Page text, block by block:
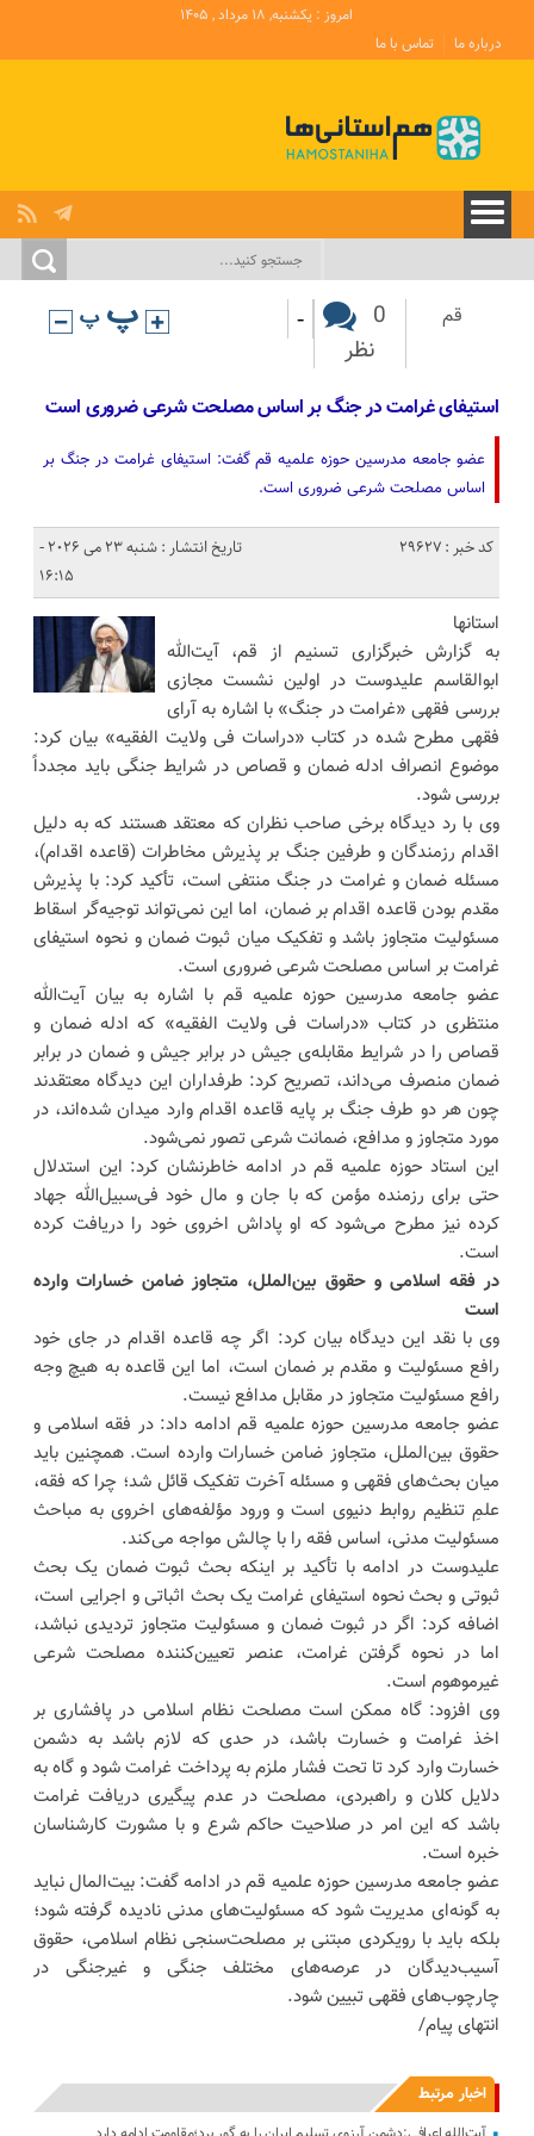
امروز : یکشنبه, ۱۸ مرداد , ۱۴۰۵
درباره ما
تماس با ما
قم
0
نظر
-
استیفای غرامت در جنگ بر اساس مصلحت شرعی ضروری است
عضو جامعه مدرسین حوزه علمیه قم گفت: استیفای غرامت در جنگ بر
اساس مصلحت شرعی ضروری است.
کد خبر : 29627
تاریخ انتشار : شنبه 23 می 2026 -
16:15
استانها
به گزارش خبرگزاری تسنیم از قم، آیت‌الله
ابوالقاسم علیدوست در اولین نشست مجازی
بررسی فقهی «غرامت در جنگ» با اشاره به آرای
فقهی مطرح شده در کتاب «دراسات فی ولایت الفقیه» بیان کرد:
موضوع انصراف ادله ضمان و قصاص در شرایط جنگی باید مجدداً
بررسی شود.
وی با رد دیدگاه برخی صاحب نظران که معتقد هستند که به دلیل
اقدام رزمندگان و طرفین جنگ بر پذیرش مخاطرات (قاعده اقدام)،
مسئله ضمان و غرامت در جنگ منتفی است، تأکید کرد: با پذیرش
مقدم بودن قاعده اقدام بر ضمان، اما این نمی‌تواند توجیه‌گر اسقاط
مسئولیت متجاوز باشد و تفکیک میان ثبوت ضمان و نحوه استیفای
غرامت بر اساس مصلحت شرعی ضروری است.
عضو جامعه مدرسین حوزه علمیه قم با اشاره به بیان آیت‌الله
منتظری در کتاب «دراسات فی ولایت الفقیه» که ادله ضمان و
قصاص را در شرایط مقابله‌ی جیش در برابر جیش و ضمان در برابر
ضمان منصرف می‌داند، تصریح کرد: طرفداران این دیدگاه معتقدند
چون هر دو طرف جنگ بر پایه قاعده اقدام وارد میدان شده‌اند، در
مورد متجاوز و مدافع، ضمانت شرعی تصور نمی‌شود.
این استاد حوزه علمیه قم در ادامه خاطرنشان کرد: این استدلال
حتی برای رزمنده مؤمن که با جان و مال خود فی‌سبیل‌الله جهاد
کرده نیز مطرح می‌شود که او پاداش اخروی خود را دریافت کرده
است.
در فقه اسلامی و حقوق بین‌الملل، متجاوز ضامن خسارات وارده
است
وی با نقد این دیدگاه بیان کرد: اگر چه قاعده اقدام در جای خود
رافع مسئولیت و مقدم بر ضمان است، اما این قاعده به هیچ وجه
رافع مسئولیت متجاوز در مقابل مدافع نیست.
عضو جامعه مدرسین حوزه علمیه قم ادامه داد: در فقه اسلامی و
حقوق بین‌الملل، متجاوز ضامن خسارات وارده است. همچنین باید
میان بحث‌های فقهی و مسئله آخرت تفکیک قائل شد؛ چرا که فقه،
علمِ تنظیم روابط دنیوی است و ورود مؤلفه‌های اخروی به مباحث
مسئولیت مدنی، اساس فقه را با چالش مواجه می‌کند.
علیدوست در ادامه با تأکید بر اینکه بحث ثبوت ضمان یک بحث
ثبوتی و بحث نحوه استیفای غرامت یک بحث اثباتی و اجرایی است،
اضافه کرد: اگر در ثبوت ضمان و مسئولیت متجاوز تردیدی نباشد،
اما در نحوه گرفتن غرامت، عنصر تعیین‌کننده مصلحت شرعی
غیرموهوم است.
وی افزود: گاه ممکن است مصلحت نظام اسلامی در پافشاری بر
اخذ غرامت و خسارت باشد، در حدی که لازم باشد به دشمن
خسارت وارد کرد تا تحت فشار ملزم به پرداخت غرامت شود و گاه به
دلایل کلان و راهبردی، مصلحت در عدم پیگیری دریافت غرامت
باشد که این امر در صلاحیت حاکم شرع و با مشورت کارشناسان
خبره است.
عضو جامعه مدرسین حوزه علمیه قم در ادامه گفت: بیت‌المال نباید
به گونه‌ای مدیریت شود که مسئولیت‌های مدنی نادیده گرفته شود؛
بلکه باید با رویکردی مبتنی بر مصلحت‌سنجی نظام اسلامی، حقوق
آسیب‌دیدگان در عرصه‌های مختلف جنگی و غیرجنگی در
چارچوب‌های فقهی تبیین شود.
انتهای پیام/
اخبار مرتبط